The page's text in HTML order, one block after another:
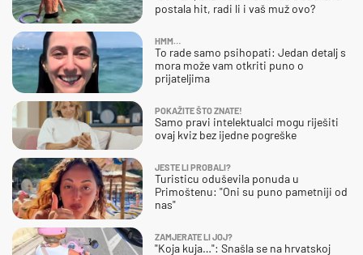
postala hit, radi li i vaš muž ovo?
HMM…
To rade samo psihopati: Jedan detalj s
mora može vam otkriti puno o
prijateljima
POKAŽITE ŠTO ZNATE!
Samo pravi intelektualci mogu riješiti
ovaj kviz bez ijedne pogreške
JESTE LI PROBALI?
Turisticu oduševila ponuda u
Primoštenu: "Oni su puno pametniji od
nas"
ZAMJERATE LI JOJ?
"Koja kuja…": Snašla se na hrvatskoj